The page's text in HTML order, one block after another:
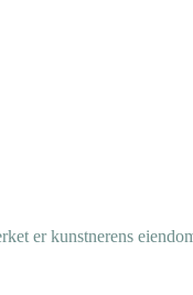
er kunstnerens